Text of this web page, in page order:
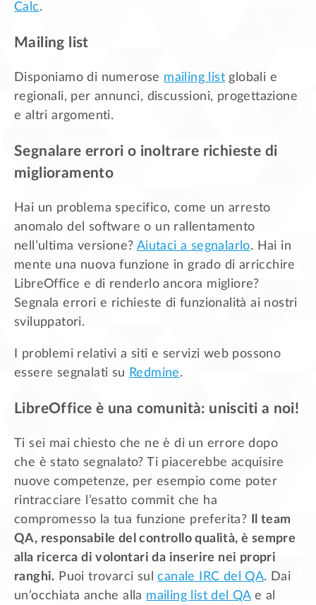
Calc.
Mailing list
Disponiamo di numerose mailing list globali e
regionali, per annunci, discussioni, progettazione
e altri argomenti.
Segnalare errori o inoltrare richieste di
miglioramento
Hai un problema specifico, come un arresto
anomalo del software o un rallentamento
nell’ultima versione? Aiutaci a segnalarlo. Hai in
mente una nuova funzione in grado di arricchire
LibreOffice e di renderlo ancora migliore?
Segnala errori e richieste di funzionalità ai nostri
sviluppatori.
I problemi relativi a siti e servizi web possono
essere segnalati su Redmine.
LibreOffice è una comunità: unisciti a noi!
Ti sei mai chiesto che ne è di un errore dopo
che è stato segnalato? Ti piacerebbe acquisire
nuove competenze, per esempio come poter
rintracciare l’esatto commit che ha
compromesso la tua funzione preferita?
Il team
QA, responsabile del controllo qualità, è sempre
alla ricerca di volontari da inserire nei propri
ranghi. Puoi trovarci sulcanale IRC del QA. Dai
un’occhiata anche alla mailing list del QAe al